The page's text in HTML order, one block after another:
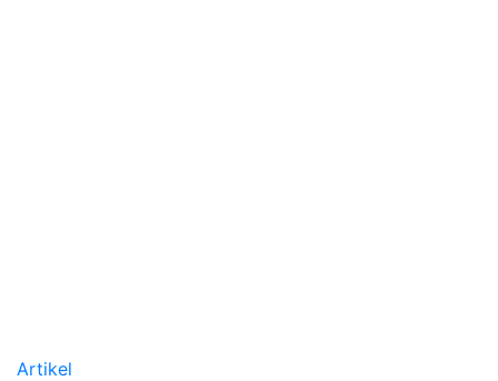
Artikel